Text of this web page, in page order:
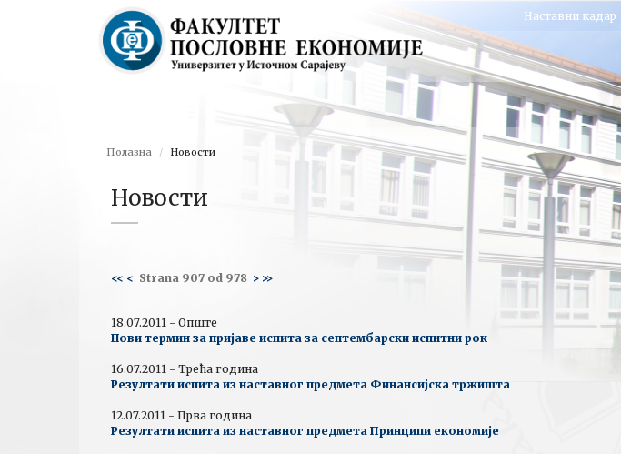
Наставни кадар
Полазна Новости
Новости
<< < Strana 907 od 978 > >>
18.07.2011 - Опште
Нови термин за пријаве испита за септембарски испитни рок
16.07.2011 - Трећа година
Резултати испита из наставног предмета Финансијска тржишта
12.07.2011 - Прва година
Резултати испита из наставног предмета Принципи економије